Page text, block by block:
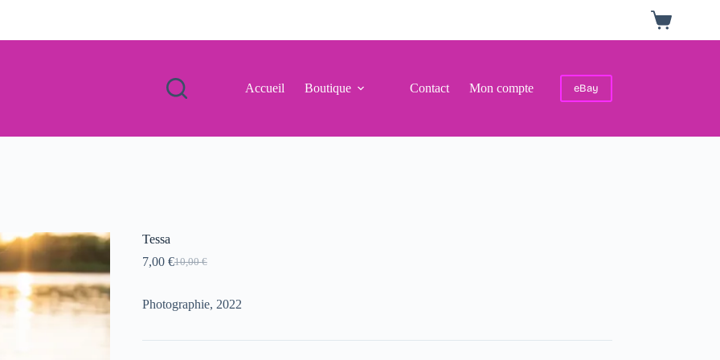
Panier
d’achat
Accueil Boutique Contact Mon compte eBay
Tessa
10,00€
Le
initial
était :
7,00 €Le
actuel
est :
Photographie, 2022